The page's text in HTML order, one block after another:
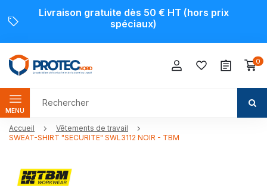
Livraison gratuite dès 50 € HT (hors prix
spéciaux)
0
MENU
Accueil
Vêtements de travail
SWEAT-SHIRT "SECURITE" SWL3112 NOIR - TBM